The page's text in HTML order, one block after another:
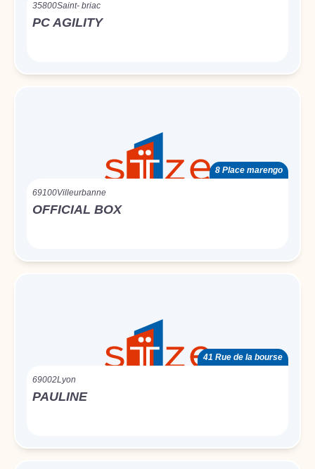
35800Saint- briac
PC AGILITY
8 Place marengo
69100Villeurbanne
OFFICIAL BOX
41 Rue de la bourse
69002Lyon
PAULINE